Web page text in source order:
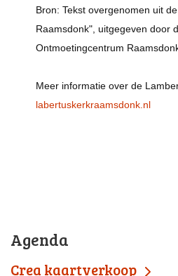
Bron: Tekst overgenomen uit
Raamsdonk", uitgegeven door
Ontmoetingcentrum
Meer informatie over de
labertuskerkraamsdonk.nl
Agenda
Crea kaartverkoop